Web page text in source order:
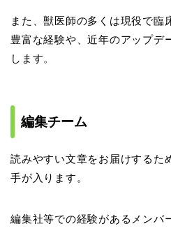
また、獣医師の多くは現役で臨
豊富な経験や、近年のアップデ
します。
編集チーム
読みやすい文章をお届けするた
手が入ります。
編集社等での経験があるメンバ